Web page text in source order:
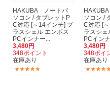
HAKUBA ノートパ
ソコン / タブレットP
C対応 [～14インチ] プ
ラスシェル エンボス
PCインナー...
3,480円
348ポイント
在庫あり
ソコン /
C対応 [
ラスシェ
PCイン
3,480円
348ポイ
在庫あり